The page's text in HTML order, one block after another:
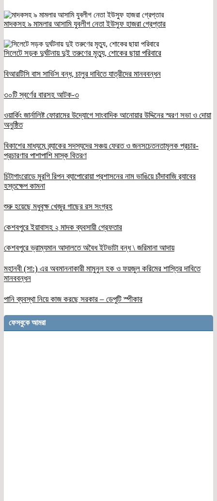
মাদকসহ ৯ মামলার আসামি যুবলীগ নেতা ইউসুফ হাজরা গ্রেপ্তার
সিলেটে সড়ক দুর্ঘটনায় দুই তরুণের মৃত্যু, শোকের ছায়া পরিবারে
বিআরটিসি বাস সার্ভিস বন্ধ, চালুর দাবিতে যাত্রীদের মানববন্ধন
৩০টি স্বর্ণের বারসহ আটক-৩
ওয়ার্কিং জার্নালিষ্ট ফোরামের উদ্যোগে সাংবাদিক আনোয়ার উদ্দিনের স্মরণ সভা ও দোয়া
অনুষ্ঠিত
বিকাশের মাধ্যমে ব্র্যাকের সদস্যদের সঞ্চয় ফেরত ও জনসচেতনতামূলক প্রচার-
প্রচারণার পাশাপাশি মাস্ক বিতরণ
চিটাগাংরোডে মুরগি রিপন ব্যাপোরোয়া প্রশাসনের নাম ভাঙিয়ে চাঁদাবাজি র‌্যাবের
হস্তক্ষেপ কামনা
শুরু হয়েছে মধুবৃক্ষ খেজুর গাছের রস সংগ্রহ
কেশবপুরে ইয়াবাসহ ২ মাদক ব্যবসায়ী গ্রেফতার
কেশবপুরে ভ্রাম্যমান আদালতে অবৈধ ইটভাটা বন্ধ \ জরিমানা আদায়
মহানবী (সা:) এর অবমাননাকারী মামুনুল হক ও ফয়জুল করিমের শাস্তির দাবিতে
মানববন্ধন
পানি ব্যবস্থা নিয়ে কাজ করছে সরকার – ডেপুটি স্পীকার
ফেসবুকে আমরা